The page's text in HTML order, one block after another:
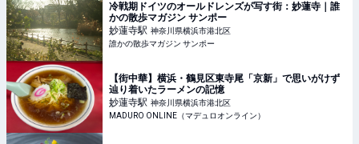
冷戦期ドイツのオールドレンズが写す街：妙蓮寺｜誰
かの散歩マガジン サンポー
妙蓮寺駅 神奈川県横浜市港北区
誰かの散歩マガジン サンポー
【街中華】横浜・鶴見区東寺尾「京新」で思いがけず
辿り着いたラーメンの記憶
妙蓮寺駅 神奈川県横浜市港北区
MADURO ONLINE（マデュロオンライン）